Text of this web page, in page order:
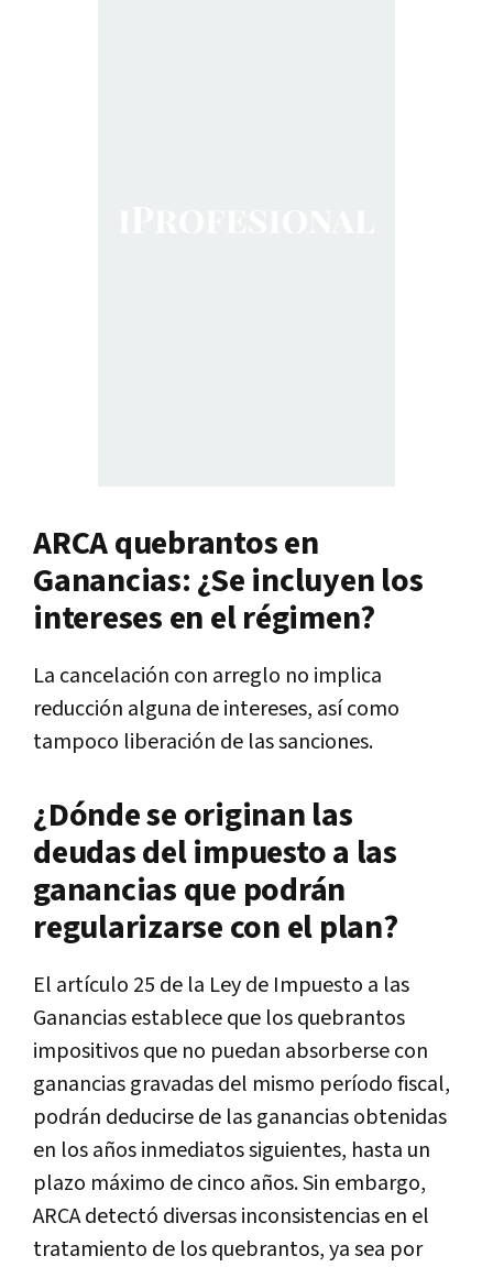
ARCA quebrantos en
Ganancias: ¿Se incluyen los
intereses en el régimen?
La cancelación con arreglo no implica
reducción alguna de intereses, así como
tampoco liberación de las sanciones.
¿Dónde se originan las
deudas del impuesto a las
ganancias que podrán
regularizarse con el plan?
El artículo 25 de la Ley de Impuesto a las
Ganancias establece que los quebrantos
impositivos que no puedan absorberse con
ganancias gravadas del mismo período fiscal,
podrán deducirse de las ganancias obtenidas
en los años inmediatos siguientes, hasta un
plazo máximo de cinco años. Sin embargo,
ARCA detectó diversas inconsistencias en el
tratamiento de los quebrantos, ya sea por